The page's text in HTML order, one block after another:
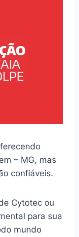
– MG, mas
confiáveis.
Cytotec ou
para sua
mundo